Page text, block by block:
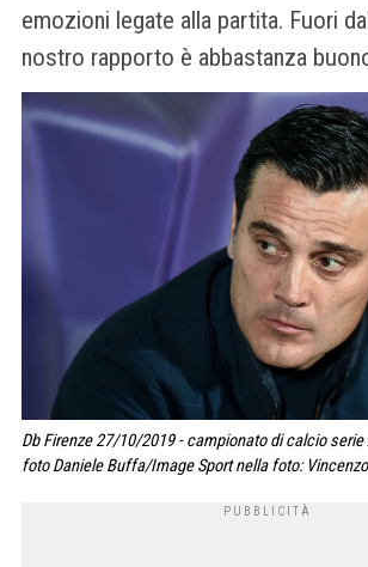
emozioni legate alla partita. Fuori
nostro rapporto è abbastanza
Db Firenze 27/10/2019 - campionato di calcio
foto Daniele Buffa/Image Sport nella foto: